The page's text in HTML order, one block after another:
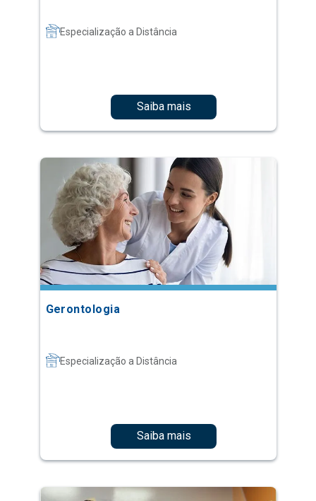
Especialização a Distância
Saiba mais
Gerontologia
Especialização a Distância
Saiba mais